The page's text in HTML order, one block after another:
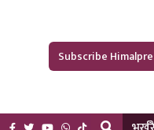
Subscribe